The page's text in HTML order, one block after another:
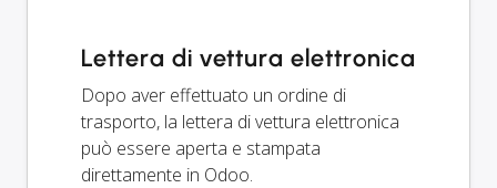
Lettera di vettura elettronica
Dopo aver effettuato un ordine di
trasporto, la lettera di vettura elettronica
può essere aperta e stampata
direttamente in Odoo.